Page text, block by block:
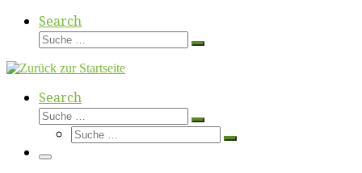
Search
Suche
Suche
Search
Suche
Suche
Suche
Suche
Menü